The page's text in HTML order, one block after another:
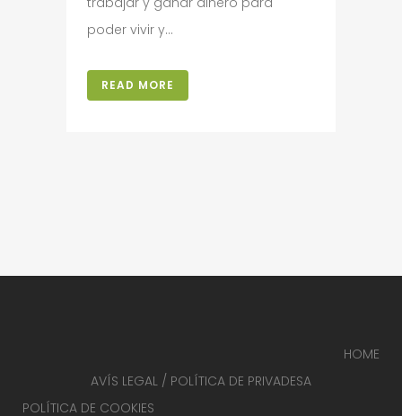
poder vivir y...
READ MORE
HOME
AVÍS LEGAL / POLÍTICA DE PRIVADESA
POLÍTICA DE COOKIES